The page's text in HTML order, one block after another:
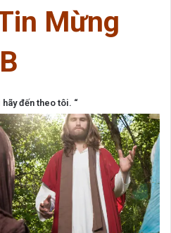
Mừng
đến theo tôi. “